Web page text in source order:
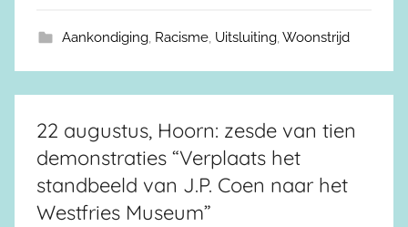
Aankondiging, Racisme, Uitsluiting,Woonstrijd
22 augustus, Hoorn: zesde van tien
demonstraties “Verplaats het
standbeeld van J.P. Coen naar het
Westfries Museum”